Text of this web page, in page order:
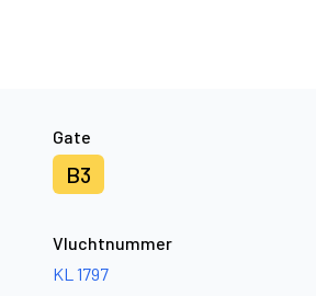
Gate
B3
Vluchtnummer
KL 1797